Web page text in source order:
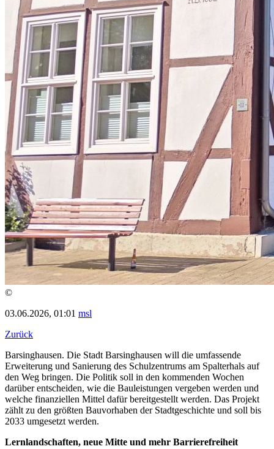
©
03.06.2026, 01:01 msl
Zurück
Barsinghausen. Die Stadt Barsinghausen will die umfassende
Erweiterung und Sanierung des Schulzentrums am Spalterhals auf
den Weg bringen. Die Politik soll in den kommenden Wochen
darüber entscheiden, wie die Bauleistungen vergeben werden und
welche finanziellen Mittel dafür bereitgestellt werden. Das Projekt
zählt zu den größten Bauvorhaben der Stadtgeschichte und soll bis
2033 umgesetzt werden.
Lernlandschaften, neue Mitte und mehr Barrierefreiheit